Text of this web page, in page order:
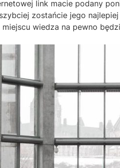
link macie podany
zostańcie jego
wiedza na pewno